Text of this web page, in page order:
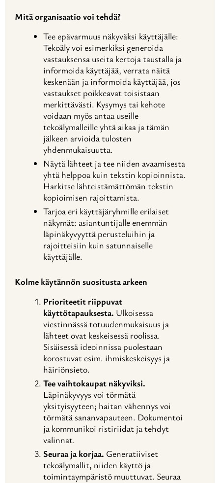
Mitä organisaatio voi tehdä?
Tee epävarmuus näkyväksi käyttäjälle:
Tekoäly voi esimerkiksi generoida
vastauksensa useita kertoja taustalla ja
informoida käyttäjää, verrata näitä
keskenään ja informoida käyttäjää, jos
vastaukset poikkeavat toisistaan
merkittävästi. Kysymys tai kehote
voidaan myös antaa useille
tekoälymalleille yhtä aikaa ja tämän
jälkeen arvioida tulosten
yhdenmukaisuutta.
Näytä lähteet ja tee niiden avaamisesta
yhtä helppoa kuin tekstin kopioinnista.
Harkitse lähteistämättömän tekstin
kopioimisen rajoittamista.
Tarjoa eri käyttäjäryhmille erilaiset
näkymät: asiantuntijalle enemmän
läpinäkyvyyttä perusteluihin ja
rajoitteisiin kuin satunnaiselle
käyttäjälle.
Kolme käytännön suositusta arkeen
Prioriteetit riippuvat
käyttötapauksesta. Ulkoisessa
viestinnässä totuudenmukaisuus ja
lähteet ovat keskeisessä roolissa.
Sisäisessä ideoinnissa puolestaan
korostuvat esim. ihmiskeskeisyys ja
häiriönsieto.
Tee vaihtokaupat näkyviksi.
Läpinäkyvyys voi törmätä
yksityisyyteen; haitan vähennys voi
törmätä sananvapauteen. Dokumentoi
ja kommunikoi ristiriidat ja tehdyt
valinnat.
Seuraa ja korjaa. Generatiiviset
tekoälymallit, niiden käyttö ja
toimintaympäristö muuttuvat. Seuraa